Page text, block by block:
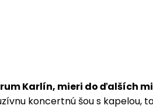
Karlín, mieri do ďalších
koncertnú šou s kapelou,